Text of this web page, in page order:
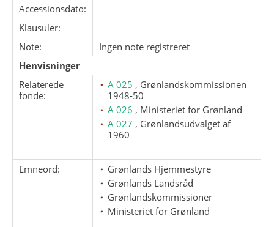
Accessionsdato:
Klausuler:
Note:
Ingen note registreret
Henvisninger
Relaterede
fonde:
A 025 , Grønlandskommissionen
1948-50
A 026 , Ministeriet for Grønland
A 027 , Grønlandsudvalget af
1960
Emneord:
Grønlands Hjemmestyre
Grønlands Landsråd
Grønlandskommissioner
Ministeriet for Grønland